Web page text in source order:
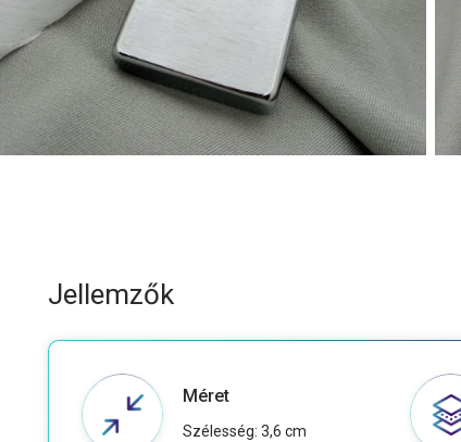
Jellemzők
Méret
Szélesség: 3,6 cm